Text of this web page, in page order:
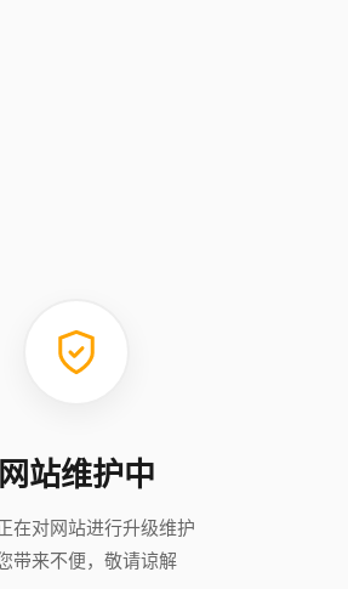
网站维护中
在对网站进行升级维护
带来不便，敬请谅解